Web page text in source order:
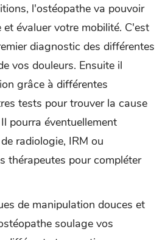
l'ostéopathe va pouvoir
évaluer votre mobilité. C'est
diagnostic des différentes
vos douleurs. Ensuite il
grâce à différentes
tests pour trouver la cause
pourra éventuellement
radiologie, IRM ou
thérapeutes pour compléter
de manipulation douces et
soulage vos